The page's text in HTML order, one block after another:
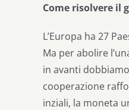
Come risolvere il
L’Europa ha 27
Ma per abolire
in avanti
cooperazione
inziali, la moneta